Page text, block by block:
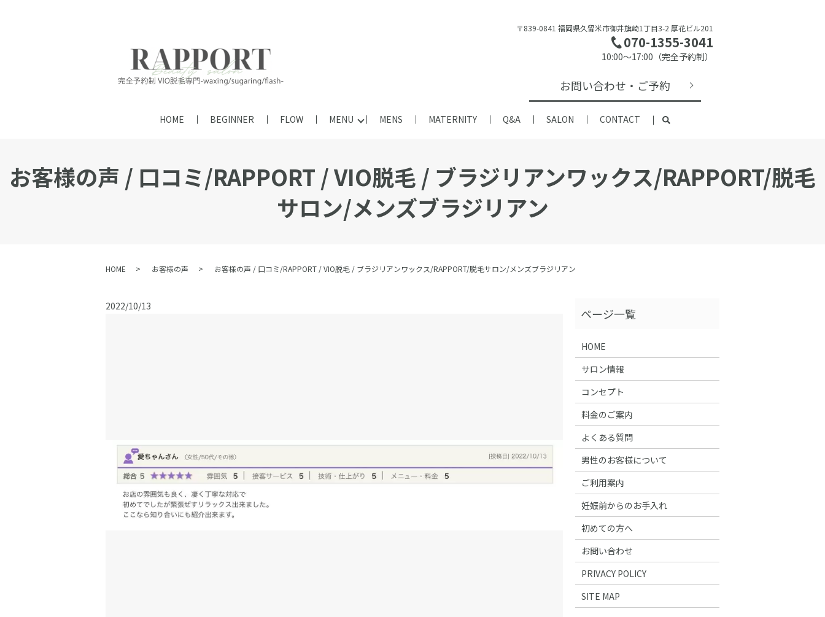
〒839-0841 福岡県久留米市御井旗崎1丁目3-2 厚花ビル201
070-1355-3041
10:00～17:00（完全予約制）
お問い合わせ・ご予約
HOME BEGINNER FLOW MENU MENS MATERNITY Q&A SALON CONTACT
お客様の声 / 口コミ/RAPPORT / VIO脱毛 / ブラジリアンワックス/RAPPORT/脱毛
サロン/メンズブラジリアン
HOME お客様の声 お客様の声 / 口コミ/RAPPORT / VIO脱毛 / ブラジリアンワックス/RAPPORT/脱毛サロン/メンズブラジリアン
2022/10/13
HOME
サロン情報
コンセプト
料金のご案内
よくある質問
男性のお客様について
ご利用案内
妊娠前からのお手入れ
初めての方へ
お問い合わせ
PRIVACY POLICY
SITE MAP